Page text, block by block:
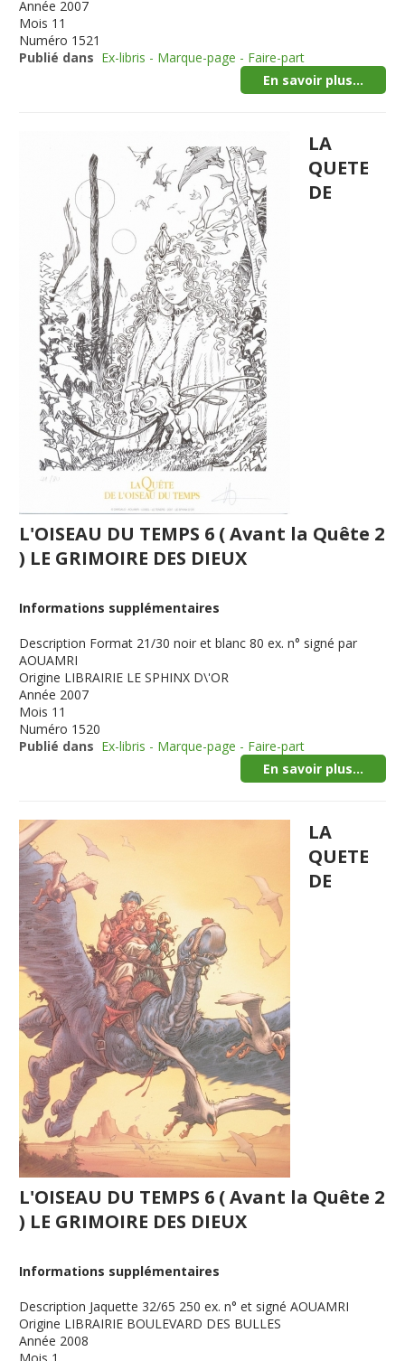
Année 2007
Mois 11
Numéro 1521
Publié dans Ex-libris - Marque-page - Faire-part
En savoir plus...
LA
QUETE
DE
L'OISEAU DU TEMPS 6 ( Avant la Quête 2
) LE GRIMOIRE DES DIEUX
Informations supplémentaires
Description Format 21/30 noir et blanc 80 ex. n° signé par
AOUAMRI
Origine LIBRAIRIE LE SPHINX D\'OR
Année 2007
Mois 11
Numéro 1520
Publié dans Ex-libris - Marque-page - Faire-part
En savoir plus...
LA
QUETE
DE
L'OISEAU DU TEMPS 6 ( Avant la Quête 2
) LE GRIMOIRE DES DIEUX
Informations supplémentaires
Description Jaquette 32/65 250 ex. n° et signé AOUAMRI
Origine LIBRAIRIE BOULEVARD DES BULLES
Année 2008